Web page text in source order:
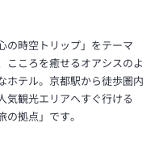
心の時空トリップ」をテーマ
こころを癒せるオアシスのよ
ホテル。京都駅から徒歩圏内
気観光エリアへすぐ行ける
の拠点」です。